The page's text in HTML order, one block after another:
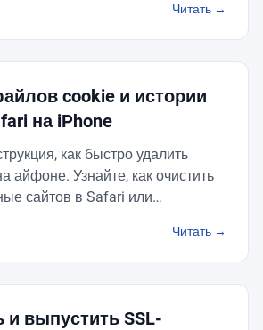
вашем сайте.
Читать →
cookie и истории
на iPhone
как быстро удалить
айфоне. Узнайте, как очистить
сайтов в Safari или
Читать →
и выпустить SSL-